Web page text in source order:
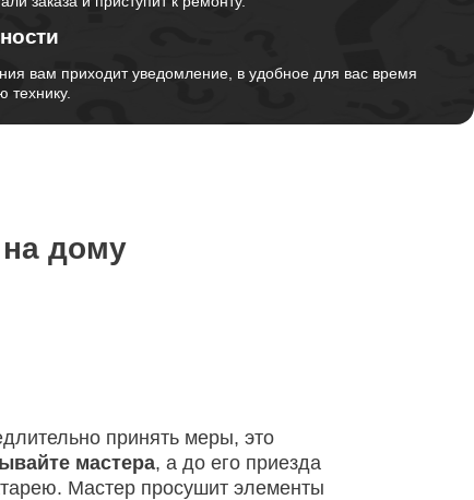
от 1045
вам приходит уведомление, в удобное для вас время
технику.
дому
принять меры, это
мастера, а до его приезда
Мастер просушит элементы